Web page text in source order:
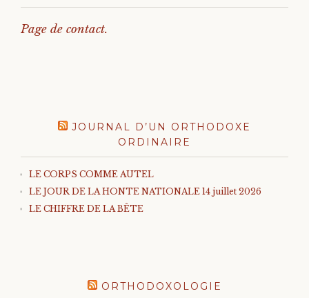
Page de contact.
JOURNAL D’UN ORTHODOXE
ORDINAIRE
LE CORPS COMME AUTEL
LE JOUR DE LA HONTE NATIONALE 14 juillet 2026
LE CHIFFRE DE LA BÊTE
ORTHODOXOLOGIE